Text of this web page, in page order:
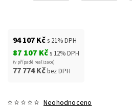
94 107 Kčs 21% DPH
87 107 Kčs 12% DPH
(v případě realizace)
77 774 Kčbez DPH
Neohodnoceno